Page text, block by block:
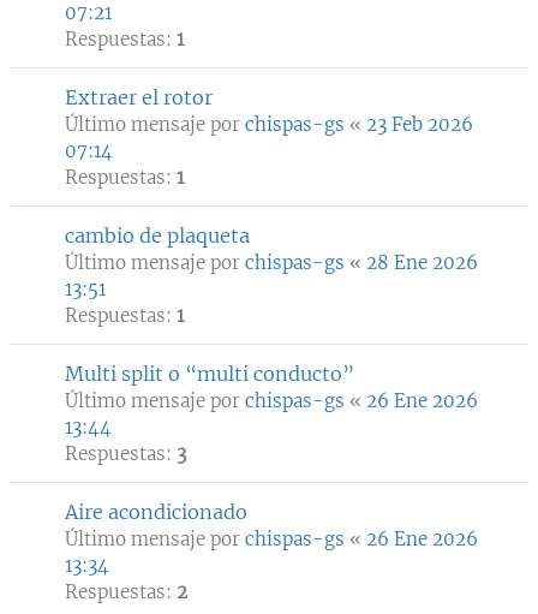
07:21
Respuestas: 1
Extraer el rotor
Último mensaje por chispas-gs « 23 Feb 2026
07:14
Respuestas: 1
cambio de plaqueta
Último mensaje por chispas-gs « 28 Ene 2026
13:51
Respuestas: 1
Multi split o “multi conducto”
Último mensaje por chispas-gs « 26 Ene 2026
13:44
Respuestas: 3
Aire acondicionado
Último mensaje por chispas-gs « 26 Ene 2026
13:34
Respuestas: 2